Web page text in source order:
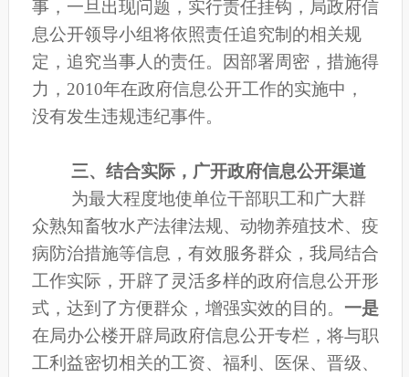
事，一旦出现问题，实行责任挂钩，局政府信
息公开领导小组将依照责任追究制的相关规
定，追究当事人的责任。因部署周密，措施得
力，2010年在政府信息公开工作的实施中，
没有发生违规违纪事件。
三、结合实际，广开政府信息公开渠道
为最大程度地使单位干部职工和广大群
众熟知畜牧水产法律法规、动物养殖技术、疫
病防治措施等信息，有效服务群众，我局结合
工作实际，开辟了灵活多样的政府信息公开形
式， 达到了方便群众，增强实效的目的。 一是
在局办公楼开辟局政府信息公开专栏，将与职
工利益密切相关的工资、福利、医保、晋级、